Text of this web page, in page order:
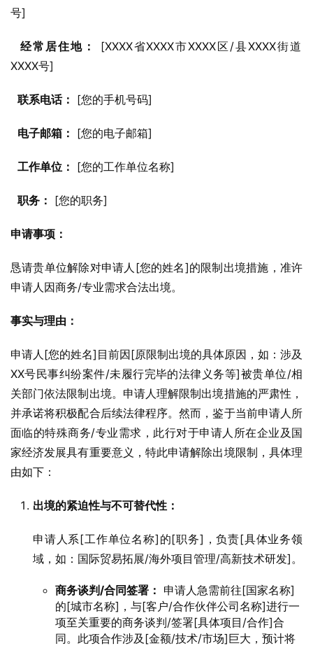
号]
经常居住地：
[XXXX省XXXX市XXXX区/县XXXX街道
XXXX号]
联系电话： [您的手机号码]
电子邮箱： [您的电子邮箱]
工作单位： [您的工作单位名称]
职务： [您的职务]
申请事项：
恳请贵单位解除对申请人[您的姓名]的限制出境措施，准许
申请人因商务/专业需求合法出境。
事实与理由：
申请人[您的姓名]目前因[原限制出境的具体原因，如：涉及
XX号民事纠纷案件/未履行完毕的法律义务等]被贵单位/相
关部门依法限制出境。申请人理解限制出境措施的严肃性，
并承诺将积极配合后续法律程序。然而，鉴于当前申请人所
面临的特殊商务/专业需求，此行对于申请人所在企业及国
家经济发展具有重要意义，特此申请解除出境限制，具体理
由如下：
出境的紧迫性与不可替代性：
申请人系[工作单位名称]的[职务]，负责[具体业务领
域，如：国际贸易拓展/海外项目管理/高新技术研发]。
商务谈判/合同签署： 申请人急需前往[国家名称]
的[城市名称]，与[客户/合作伙伴公司名称]进行一
项至关重要的商务谈判/签署[具体项目/合作]合
同。此项合作涉及[金额/技术/市场]巨大，预计将